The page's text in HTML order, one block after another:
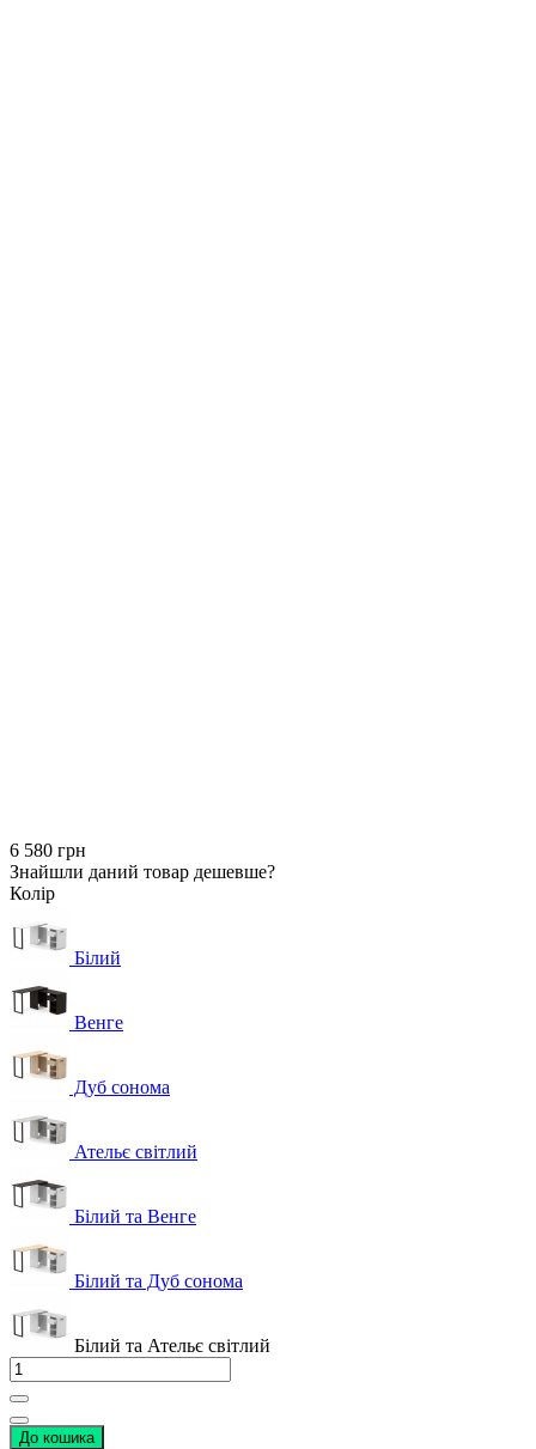
6 580 грн
Знайшли даний товар дешевше?
Колір
Білий
Венге
Дуб сонома
Ательє світлий
Білий та Венге
Білий та Дуб сонома
Білий та Ательє світлий
До кошика